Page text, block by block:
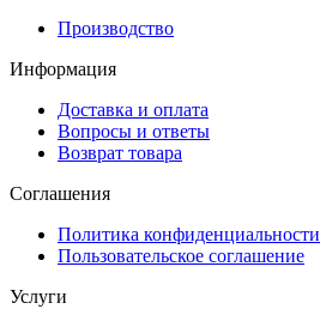
Производство
Информация
Доставка и оплата
Вопросы и ответы
Возврат товара
Соглашения
Политика конфиденциальности
Пользовательское соглашение
Услуги